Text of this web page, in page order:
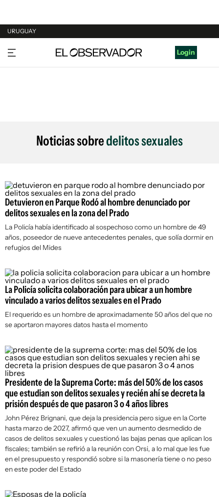
URUGUAY
URUGUAY
ARGENTINA
Login
Noticias sobredelitos sexuales
Detuvieron en Parque Rodó al hombre denunciado por
delitos sexuales en la zona del Prado
La Policía había identificado al sospechoso como un hombre de 49
años, poseedor de nueve antecedentes penales, que solía dormir en
refugios del Mides
La Policía solicita colaboración para ubicar a un hombre
vinculado a varios delitos sexuales en el Prado
El requerido es un hombre de aproximadamente 50 años del que no
se aportaron mayores datos hasta el momento
Presidente de la Suprema Corte: más del 50% de los casos
que estudian son delitos sexuales y recién ahí se decreta la
prisión después de que pasaron 3 o 4 años libres
John Pérez Brignani, que deja la presidencia pero sigue en la Corte
hasta marzo de 2027, afirmó que ven un aumento desmedido de
casos de delitos sexuales y cuestionó las bajas penas que aplican los
fiscales; también se refirió a la reunión con Orsi, a lo mal que les fue
en el presupuesto y respondió sobre si la masonería tiene o no peso
en este poder del Estado